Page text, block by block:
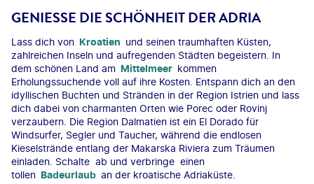
GENIESSE DIE SCHÖNHEIT DER ADRIA
Lass dich von Kroatien und seinen traumhaften Küsten,
zahlreichen Inseln und aufregenden Städten begeistern. In
dem schönen Land am Mittelmeer kommen
Erholungssuchende voll auf ihre Kosten. Entspann dich an den
idyllischen Buchten und Stränden in der Region Istrien und lass
dich dabei von charmanten Orten wie Porec oder Rovinj
verzaubern. Die Region Dalmatien ist ein El Dorado für
Windsurfer, Segler und Taucher, während die endlosen
Kieselstrände entlang der Makarska Riviera zum Träumen
einladen. Schalte ab und verbringe einen
tollen Badeurlaub an der kroatische Adriaküste.